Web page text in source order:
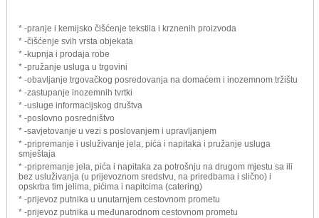
* -pranje i kemijsko čišćenje tekstila i krznenih proizvoda
* -čišćenje svih vrsta objekata
* -kupnja i prodaja robe
* -pružanje usluga u trgovini
* -obavljanje trgovačkog posredovanja na domaćem i inozemnom tržištu
* -zastupanje inozemnih tvrtki
* -usluge informacijskog društva
* -poslovno posredništvo
* -savjetovanje u vezi s poslovanjem i upravljanjem
* -pripremanje i usluživanje jela, pića i napitaka i pružanje usluga
smještaja
* -pripremanje jela, pića i napitaka za potrošnju na drugom mjestu sa ili
bez usluživanja (u prijevoznom sredstvu, na priredbama i slično) i
opskrba tim jelima, pićima i napitcima (catering)
* -prijevoz putnika u unutarnjem cestovnom prometu
* -prijevoz putnika u međunarodnom cestovnom prometu